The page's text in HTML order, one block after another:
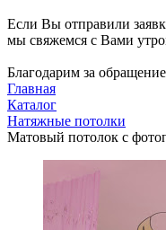
Если Вы отправили
мы свяжемся с Вами
Благодарим за
Главная
Каталог
Натяжные потолки
Матовый потолок с